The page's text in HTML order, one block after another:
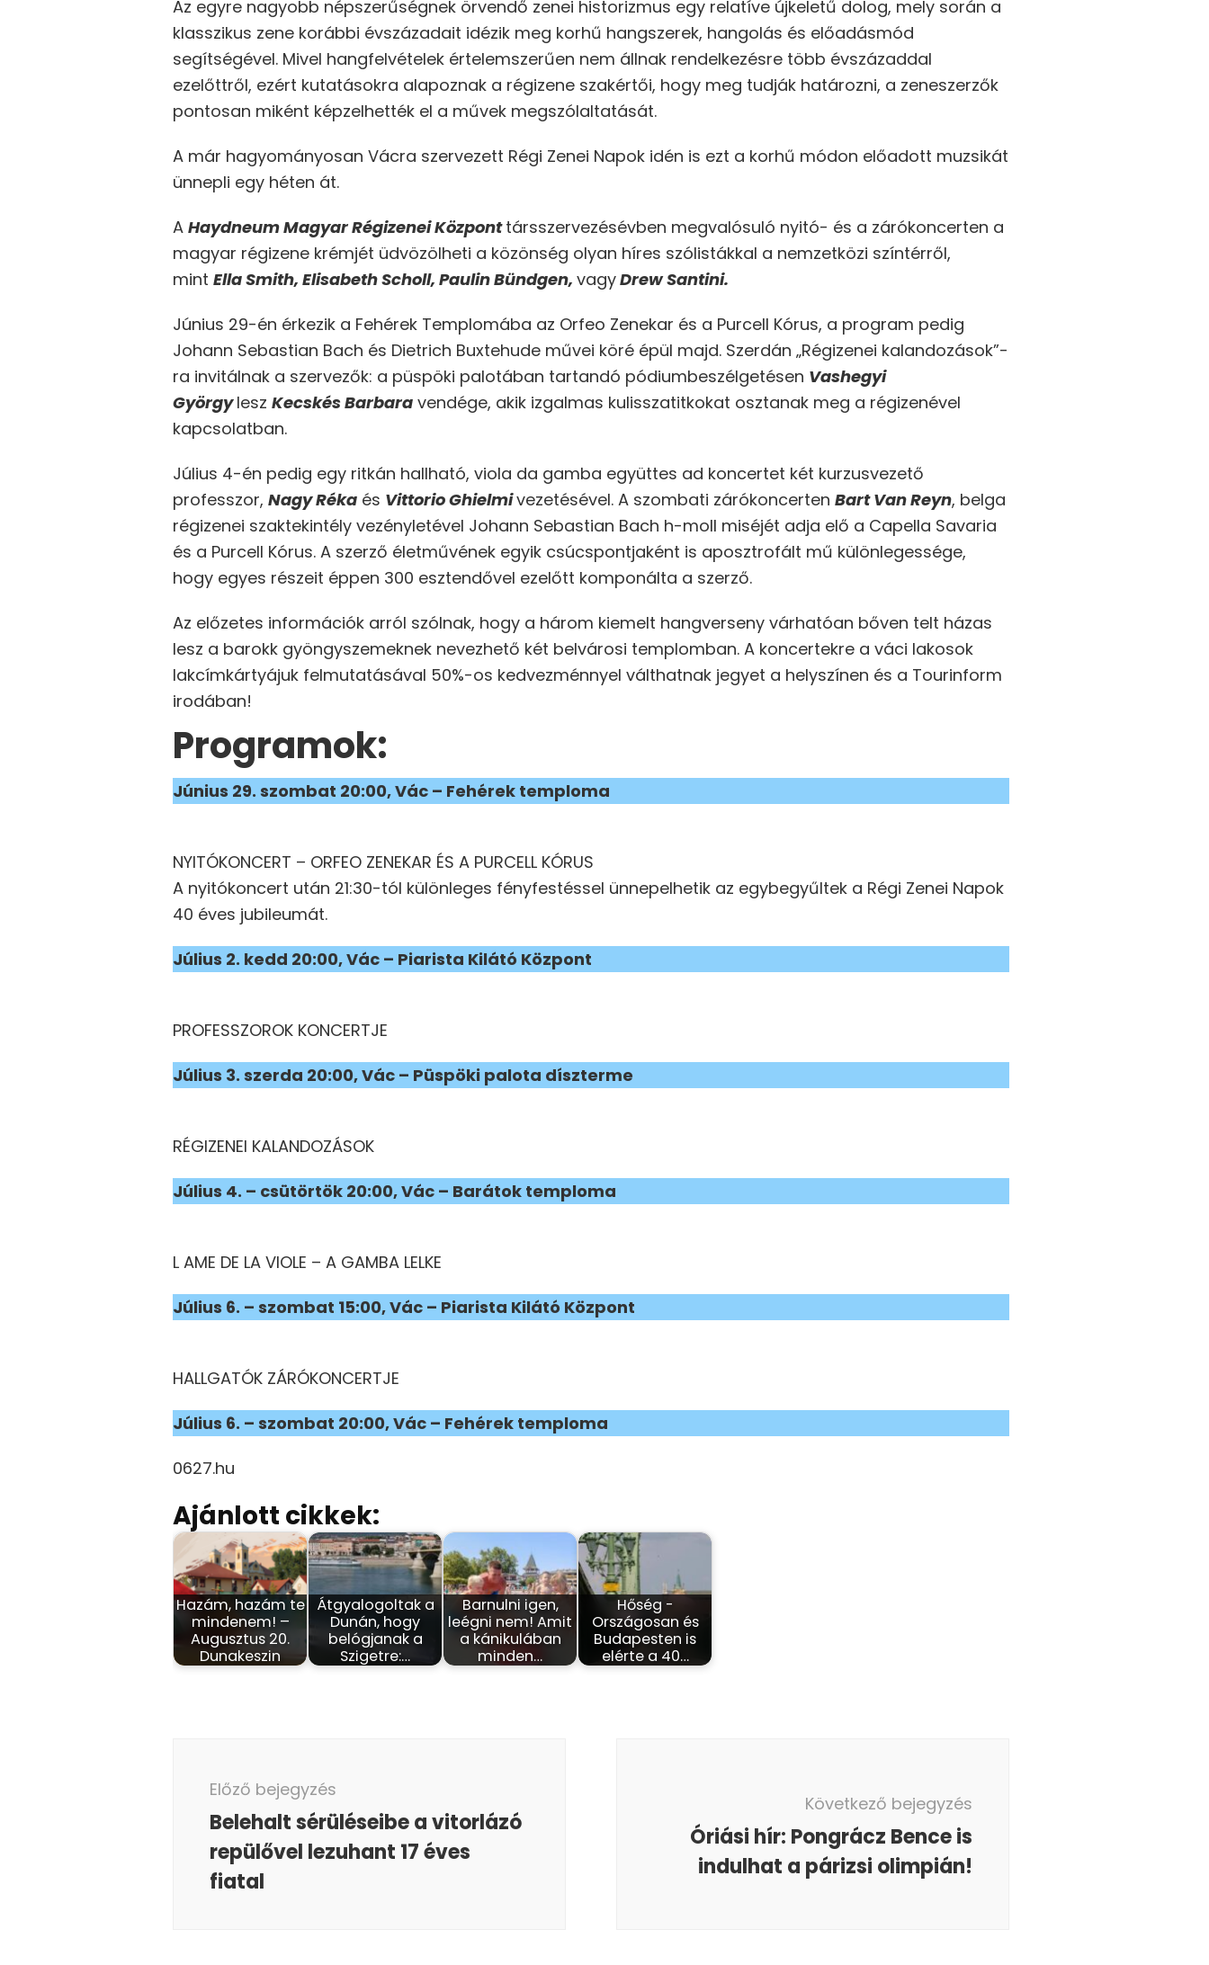
Az egyre nagyobb népszerűségnek örvendő zenei historizmus egy relatíve újkeletű dolog, mely során a
klasszikus zene korábbi évszázadait idézik meg korhű hangszerek, hangolás és előadásmód
segítségével. Mivel hangfelvételek értelemszerűen nem állnak rendelkezésre több évszázaddal
ezelőttről, ezért kutatásokra alapoznak a régizene szakértői, hogy meg tudják határozni, a zeneszerzők
pontosan miként képzelhették el a művek megszólaltatását.
A már hagyományosan Vácra szervezett Régi Zenei Napok idén is ezt a korhű módon előadott muzsikát
ünnepli egy héten át.
A Haydneum Magyar Régizenei Központtársszervezésévben megvalósuló nyitó- és a zárókoncerten a
magyar régizene krémjét üdvözölheti a közönség olyan híres szólistákkal a nemzetközi színtérről,
mint Ella Smith, Elisabeth Scholl, Paulin Bündgen, vagyDrew Santini.
Június 29-én érkezik a Fehérek Templomába az Orfeo Zenekar és a Purcell Kórus, a program pedig
Johann Sebastian Bach és Dietrich Buxtehude művei köré épül majd. Szerdán „Régizenei kalandozások”-
ra invitálnak a szervezők: a püspöki palotában tartandó pódiumbeszélgetésen Vashegyi
Györgylesz Kecskés Barbara vendége, akik izgalmas kulisszatitkokat osztanak meg a régizenével
kapcsolatban.
Július 4-én pedig egy ritkán hallható, viola da gamba együttes ad koncertet két kurzusvezető
professzor, Nagy Réka és Vittorio Ghielmivezetésével. A szombati zárókoncerten Bart Van Reyn, belga
régizenei szaktekintély vezényletével Johann Sebastian Bach h-moll miséjét adja elő a Capella Savaria
és a Purcell Kórus. A szerző életművének egyik csúcspontjaként is aposztrofált mű különlegessége,
hogy egyes részeit éppen 300 esztendővel ezelőtt komponálta a szerző.
Az előzetes információk arról szólnak, hogy a három kiemelt hangverseny várhatóan bőven telt házas
lesz a barokk gyöngyszemeknek nevezhető két belvárosi templomban. A koncertekre a váci lakosok
lakcímkártyájuk felmutatásával 50%-os kedvezménnyel válthatnak jegyet a helyszínen és a Tourinform
irodában!
Programok:
Június 29. szombat 20:00, Vác – Fehérek temploma
NYITÓKONCERT – ORFEO ZENEKAR ÉS A PURCELL KÓRUS
A nyitókoncert után 21:30-tól különleges fényfestéssel ünnepelhetik az egybegyűltek a Régi Zenei Napok
40 éves jubileumát.
Július 2. kedd 20:00, Vác – Piarista Kilátó Központ
PROFESSZOROK KONCERTJE
Július 3. szerda 20:00, Vác – Püspöki palota díszterme
RÉGIZENEI KALANDOZÁSOK
Július 4. – csütörtök 20:00, Vác – Barátok temploma
L AME DE LA VIOLE – A GAMBA LELKE
Július 6. – szombat 15:00, Vác – Piarista Kilátó Központ
HALLGATÓK ZÁRÓKONCERTJE
Július 6. – szombat 20:00, Vác – Fehérek temploma
0627.hu
Ajánlott cikkek:
Hazám, hazám te
mindenem! –
Augusztus 20.
Dunakeszin
Átgyalogoltak a
Dunán, hogy
belógjanak a
Szigetre:…
Barnulni igen,
leégni nem! Amit
a kánikulában
minden…
Hőség -
Országosan és
Budapesten is
elérte a 40…
navigáció
Előző bejegyzés
Belehalt sérüléseibe a vitorlázó
repülővel lezuhant 17 éves
fiatal
Következő bejegyzés
Óriási hír: Pongrácz Bence is
indulhat a párizsi olimpián!